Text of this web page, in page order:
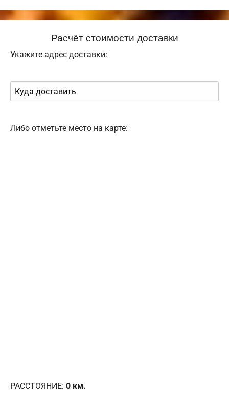
Расчёт стоимости доставки
Укажите адрес доставки:
Либо отметьте место на карте:
РАССТОЯНИЕ: 0 км.